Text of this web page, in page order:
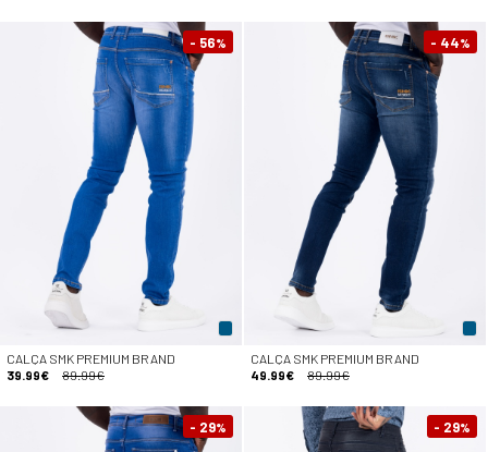
- 56%
CALÇA SMK PREMIUM BRAND
39.99€
89.99€
- 44%
CALÇA SMK PREMIUM BRAND
49.99€
89.99€
- 29% - 29%